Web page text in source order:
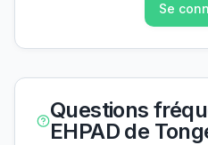
Se
Questions
EHPAD de